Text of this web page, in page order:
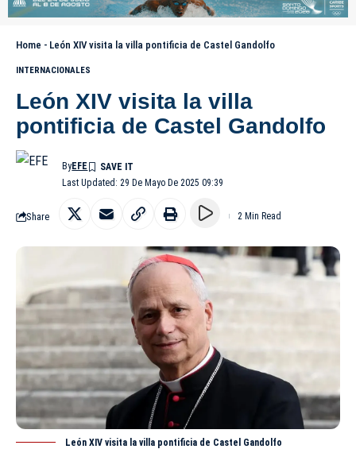
Home - León XIV visita la villa pontificia de Castel Gandolfo
INTERNACIONALES
León XIV visita la villa
pontificia de Castel Gandolfo
Last Updated: 29 De Mayo De 2025 09:39
ByEFE
Share 2 Min Read
León XIV visita la villa pontificia de Castel Gandolfo